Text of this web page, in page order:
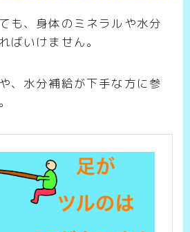
も、身体のミネラルや水分
ばいけません。
、水分補給が下手な方に参